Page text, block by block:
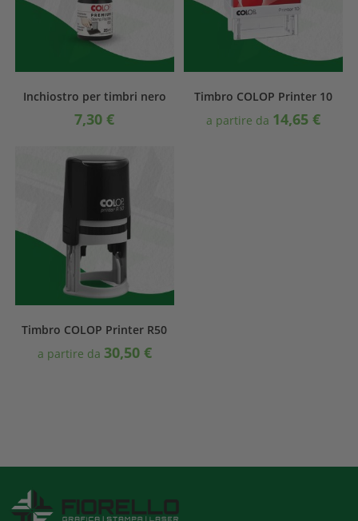
Inchiostro per timbri nero
7,30€
Timbro COLOP Printer 10
a partire da 14,65€
Timbro COLOP Printer R50
a partire da 30,50 €